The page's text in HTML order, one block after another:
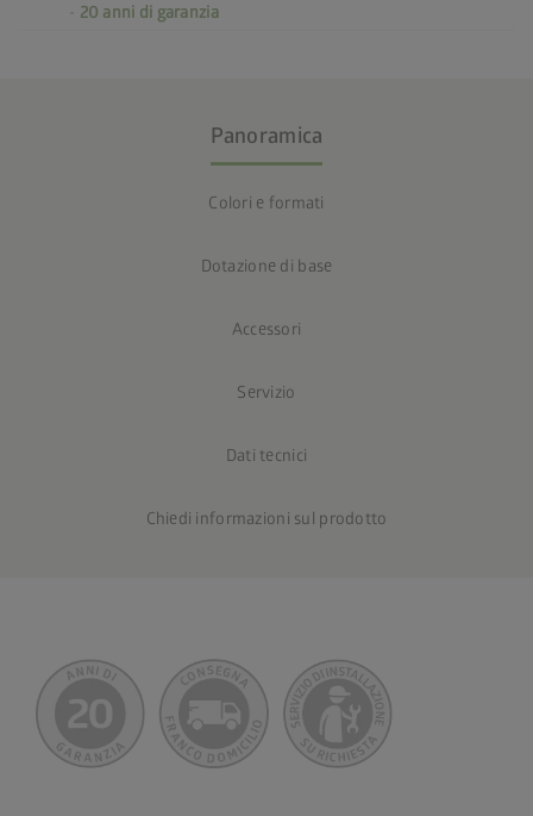
20 anni di garanzia
Panoramica
Colori e formati
Dotazione di base
Accessori
Servizio
Dati tecnici
Chiedi informazioni sul prodotto